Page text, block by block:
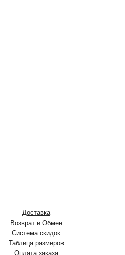
Доставка
Возврат и Обмен
Система скидок
Таблица размеров
Оплата заказа